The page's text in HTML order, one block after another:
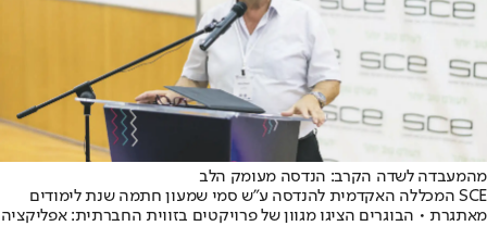
מהמעבדה לשדה הקרב: הנדסה מעומק הלב
SCE המכללה האקדמית להנדסה ע״ש סמי שמעון חתמה שנת לימודים
מאתגרת • הבוגרים הציגו מגוון של פרויקטים בזווית החברתית: אפליקציה